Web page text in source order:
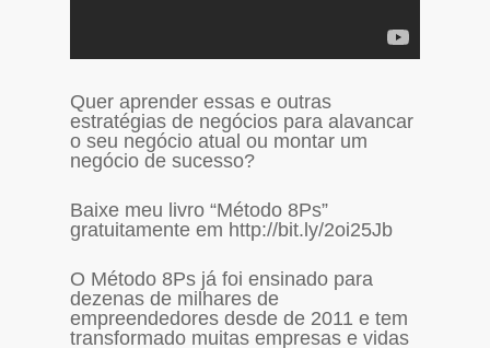
Quer aprender essas e outras
estratégias de negócios para alavancar
o seu negócio atual ou montar um
negócio de sucesso?
Baixe meu livro “Método 8Ps”
gratuitamente em http://bit.ly/2oi25Jb
O Método 8Ps já foi ensinado para
dezenas de milhares de
empreendedores desde de 2011 e tem
transformado muitas empresas e vidas